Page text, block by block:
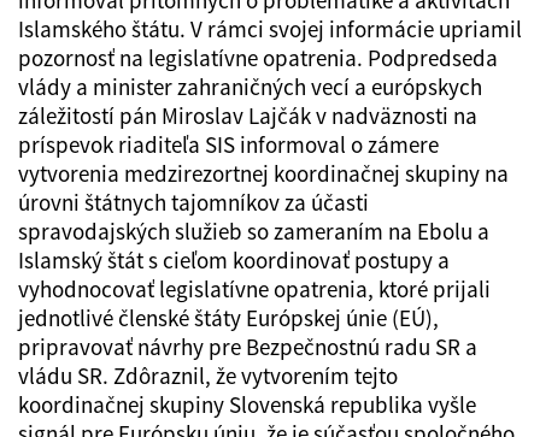
Islamského štátu. V rámci svojej informácie upriamil
pozornosť na legislatívne opatrenia. Podpredseda
vlády a minister zahraničných vecí a európskych
záležitostí pán Miroslav Lajčák v nadväznosti na
príspevok riaditeľa SIS informoval o zámere
vytvorenia medzirezortnej koordinačnej skupiny na
úrovni štátnych tajomníkov za účasti
spravodajských služieb so zameraním na Ebolu a
Islamský štát s cieľom koordinovať postupy a
vyhodnocovať legislatívne opatrenia, ktoré prijali
jednotlivé členské štáty Európskej únie (EÚ),
pripravovať návrhy pre Bezpečnostnú radu SR a
vládu SR. Zdôraznil, že vytvorením tejto
koordinačnej skupiny Slovenská republika vyšle